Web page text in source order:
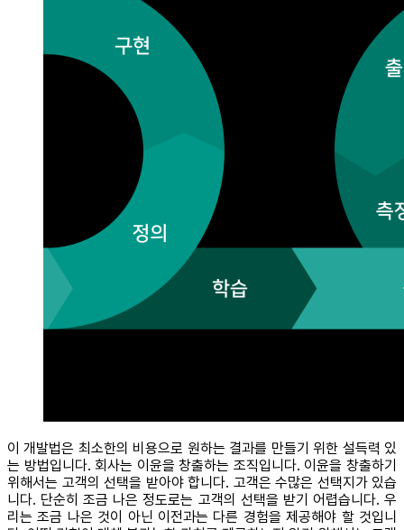
이 개발법은 최소한의 비용으로 원하는 결과를 만들기 위한 설득력 있
는 방법입니다. 회사는 이윤을 창출하는 조직입니다. 이윤을 창출하기
위해서는 고객의 선택을 받아야 합니다. 고객은 수많은 선택지가 있습
니다. 단순히 조금 나은 정도로는 고객의 선택을 받기 어렵습니다. 우
리는 조금 나은 것이 아닌 이전과는 다른 경험을 제공해야 할 것입니